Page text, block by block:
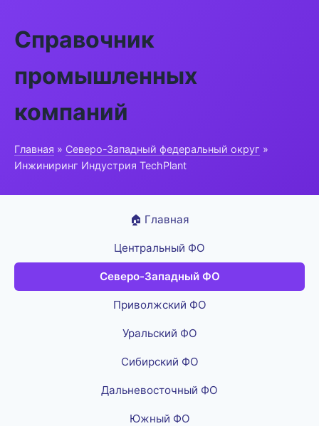
Справочник
промышленных
компаний
Главная » Северо-Западный федеральный округ »
Инжиниринг Индустрия TechPlant
🏠 Главная
Центральный ФО
Северо-Западный ФО
Приволжский ФО
Уральский ФО
Сибирский ФО
Дальневосточный ФО
Южный ФО